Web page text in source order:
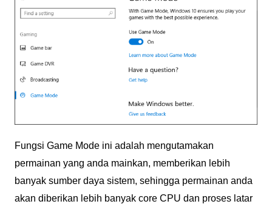
Fungsi Game Mode ini adalah mengutamakan
permainan yang anda mainkan, memberikan lebih
banyak sumber daya sistem, sehingga permainan anda
akan diberikan lebih banyak core CPU dan proses latar